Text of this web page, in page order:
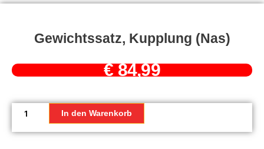
Gewichtssatz, Kupplung (nas)
€84,99
Gewichtssatz,
Kupplung
Menge
In den Warenkorb